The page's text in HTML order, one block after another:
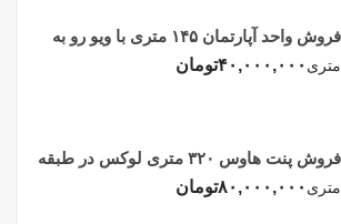
فروش واحد آپارتمان ۱۴۵ متری با ویو رو به
دریا در فریدونکنار
متری ۴۰,۰۰۰,۰۰۰تومان
فروش پنت هاوس ۳۲۰ متری لوکس در طبقه
چهاردهم فریدونکنار
متری ۸۰,۰۰۰,۰۰۰تومان